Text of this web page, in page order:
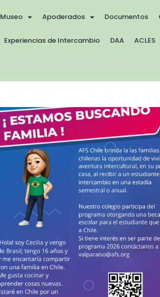
Museo Apoderados Documentos
Experiencias de Intercambio DAA ACLES